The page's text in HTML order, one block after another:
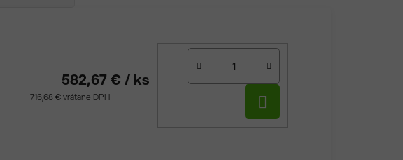
582,67 € / ks
716,68 € vrátane DPH
KOŠÍKA